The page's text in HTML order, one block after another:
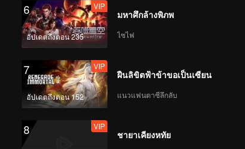
6
อัปเดตถึงตอน 235
VIP
มหาศึกล้างพิภพ
ไซไฟ
7
อัปเดตถึงตอน 152
VIP
ฝืนลิขิตฟ้าข้าขอเป็นเซียน
แนวแฟนตาซีลึกลับ
8 VIP
ชายาเคียงหทัย